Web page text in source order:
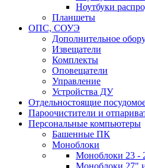
Ноутбуки
Планшеты
ОПС, СОУЭ
Дополнительное
Извещатели
Комплекты
Оповещатели
Управление
Устройства ДУ
Отдельностоящие
Пароочистители и
Персональные компьютеры
Башенные ПК
Моноблоки
Моноблоки 23 -
Моноблоки 27"